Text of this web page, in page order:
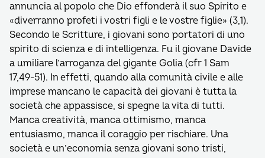
annuncia al popolo che Dio effonderà il suo Spirito e
«diverranno profeti i vostri figli e le vostre figlie» (3,1).
Secondo le Scritture, i giovani sono portatori di uno
spirito di scienza e di intelligenza. Fu il giovane Davide
a umiliare l’arroganza del gigante Golia (cfr 1 Sam
17,49-51). In effetti, quando alla comunità civile e alle
imprese mancano le capacità dei giovani è tutta la
società che appassisce, si spegne la vita di tutti.
Manca creatività, manca ottimismo, manca
entusiasmo, manca il coraggio per rischiare. Una
società e un’economia senza giovani sono tristi,